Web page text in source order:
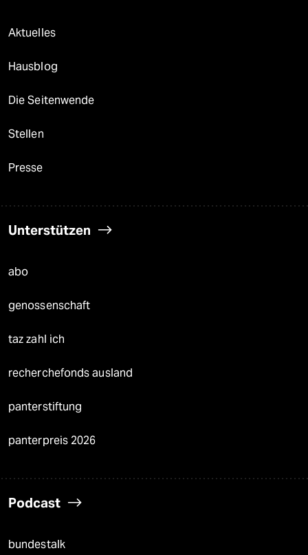
Aktuelles
Hausblog
Die Seitenwende
Stellen
Presse
Unterstützen
abo
genossenschaft
taz zahl ich
recherchefonds ausland
panterstiftung
panterpreis 2026
Podcast
bundestalk